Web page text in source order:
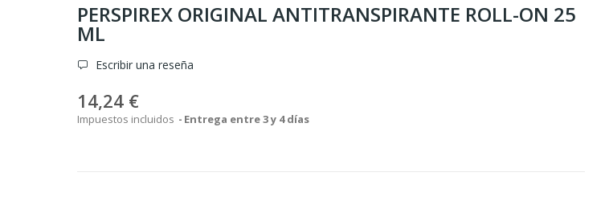
PERSPIREX ORIGINAL ANTITRANSPIRANTE ROLL-ON 25
ML
Escribir una reseña
14,24 €
Impuestos incluidos Entrega entre 3 y 4 días